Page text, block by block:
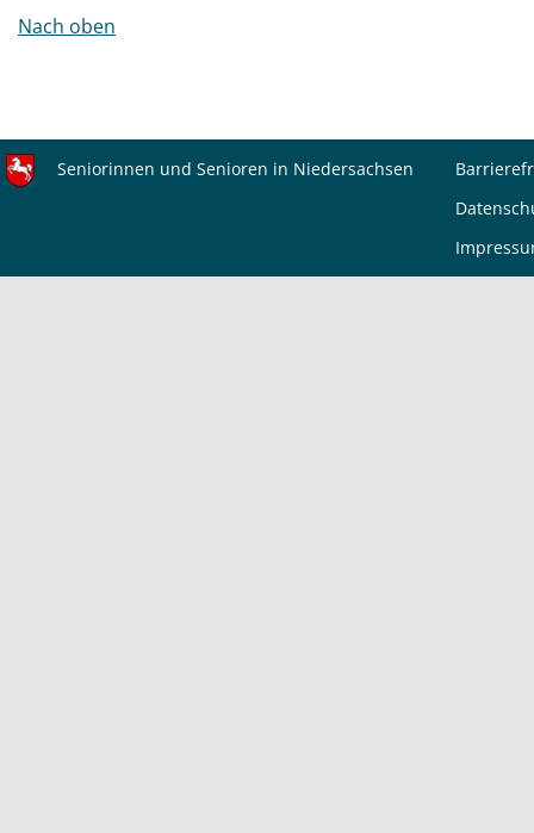
Nach oben
Seniorinnen und Senioren in Niedersachsen